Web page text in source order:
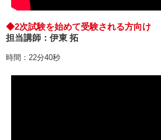
◆2次試験を始めて受験される方向け
担当講師：伊東 拓
時間：22分40秒